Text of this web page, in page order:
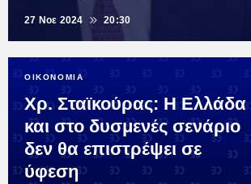
27 Νοε 2024 20:30
ΟΙΚΟΝΟΜΙΑ
Χρ. Σταϊκούρας: Η Ελλάδα
και στο δυσμενές σενάριο
δεν θα επιστρέψει σε
ύφεση